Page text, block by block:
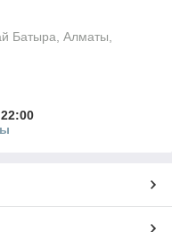
Батыра, Алматы,